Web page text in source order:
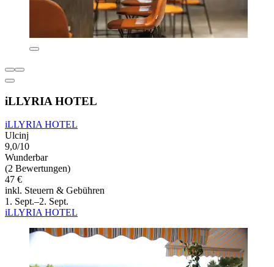
iLLYRIA HOTEL
iLLYRIA HOTEL
Ulcinj
9,0/10
Wunderbar
(2 Bewertungen)
47 €
inkl. Steuern & Gebühren
1. Sept.–2. Sept.
iLLYRIA HOTEL